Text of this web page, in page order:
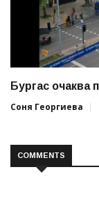
Бургас очаква
Соня Георгиева
COMMENTS